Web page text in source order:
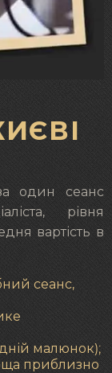
один сеанс
рівня
вартість в
сеанс,
малюнок);
приблизно